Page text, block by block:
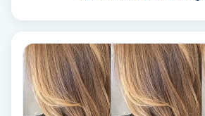
Makeup
Manikyr & Pedikyr